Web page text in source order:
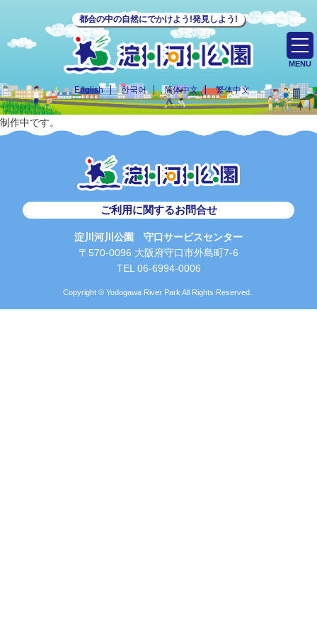
都会の中の自然にでかけよう!発見しよう!
English 한국어 简体中文 繁体中文
MENU
制作中です。
ご利用に関するお問合せ
淀川河川公園 守口サービスセンター
〒570-0096 大阪府守口市外島町7-6
TEL 06-6994-0006
Copyright © Yodogawa River Park All Rights Reserved..